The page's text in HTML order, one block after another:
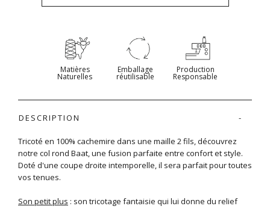
Matières
Naturelles
Emballage
réutilisable
Production
Responsable
DESCRIPTION
Tricoté en 100% cachemire dans une maille 2 fils, découvrez
notre col rond Baat, une fusion parfaite entre confort et style.
Doté d'une coupe droite intemporelle, il sera parfait pour toutes
vos tenues.
Son petit plus : son tricotage fantaisie qui lui donne du relief